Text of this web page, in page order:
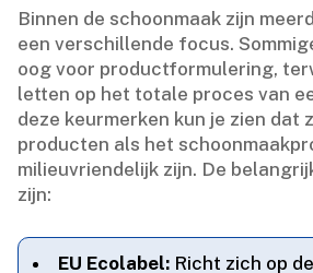
Binnen de schoonmaak zijn
een verschillende focus.​
oog voor productformulering,
letten op het totale proces van
deze keurmerken kun je zien dat
producten als het
milieuvriendelijk zijn.​ De
zijn:
EU Ecolabel: Richt zich op